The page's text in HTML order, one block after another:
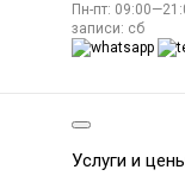
Пн-пт:
записи: сб
Услуги и